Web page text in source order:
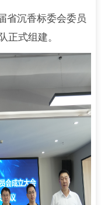
省沉香标委会委员
正式组建。